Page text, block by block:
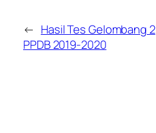
← Hasil Tes Gelombang 2
PPDB 2019-2020